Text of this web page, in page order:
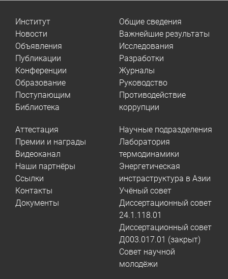
Институт
Новости
Объявления
Публикации
Конференции
Образование
Поступающим
Библиотека
Общие сведения
Важнейшие результаты
Исследования
Разработки
Журналы
Руководство
Противодействие
коррупции
Аттестация
Премии и награды
Видеоканал
Наши партнёры
Ссылки
Контакты
Документы
Научные подразделения
Лаборатория
термодинамики
Энергетическая
инстраструктура в Азии
Учёный совет
Диссертационный совет
24.1.118.01
Диссертационный совет
Д003.017.01 (закрыт)
Совет научной
молодёжи